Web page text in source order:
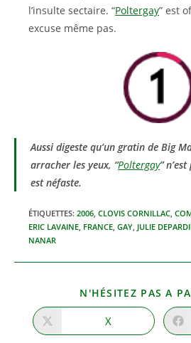
l’insulte sectaire. “Poltergay” est
excuse même pas.
Aussi digeste qu’un gratin de Big
arracher les yeux, “Poltergay”
est néfaste.
ÉTIQUETTES: 2006, CLOVIS CORNILLAC,
ERIC LAVAINE, FRANCE, GAY, JULIE
NANAR
N'HÉSITEZ PAS A
Ouvrir
dans
X